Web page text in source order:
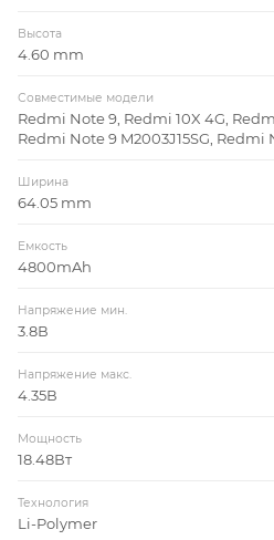
Высота
4.60 mm
Совместимые модели
Redmi Note 9, Redmi 10X 4G,
Redmi Note 9 M2003J15SG, Redmi
Ширина
64.05 mm
Емкость
4800mAh
Напряжение мин.
3.8В
Напряжение макс.
4.35В
Мощность
18.48Вт
Технология
Li-Polymer